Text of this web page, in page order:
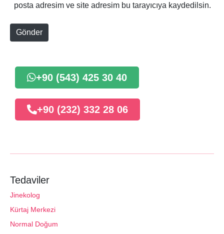
e
posta adresim ve site adresim bu tarayıcıya kaydedilsin.
Gönder
+90 (543) 425 30 40
+90 (232) 332 28 06
Tedaviler
Jinekolog
Kürtaj Merkezi
Normal Doğum